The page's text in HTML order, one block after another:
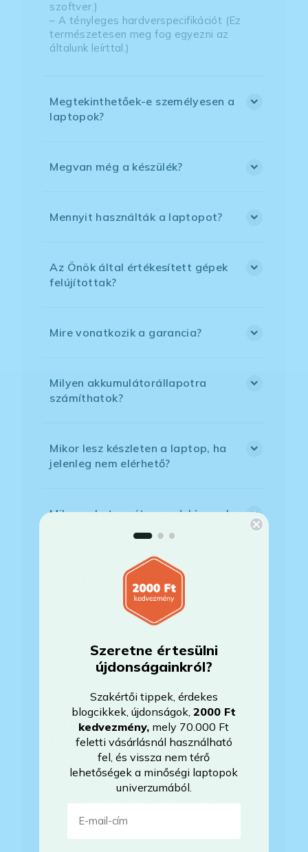
szoftver.)
– A tényleges hardverspecifikációt (Ez
természetesen meg fog egyezni az
általunk leírttal.)
Megtekinthetőek-e személyesen a
laptopok?
Megvan még a készülék?
Mennyit használták a laptopot?
Az Önök által értékesített gépek
felújítottak?
Mire vonatkozik a garancia?
Milyen akkumulátorállapotra
számíthatok?
Mikor lesz készleten a laptop, ha
jelenleg nem elérhető?
Mikor vehetem át a rendelésem, ha
Mikor kapom meg a házhoz
szállítással megrendelt
Milyen szoftverek vannak előre
telepítve a laptopra?
Mit jelent, hogy magyar/magyar
kiosztású európai/külföldi kiosztású
a billentyűzet?
Bankkártyával tudok Önöknél
fizetni?
Szeretne értesülni
újdonságainkról?
Szakértői tippek, érdekes
blogcikkek, újdonságok,2000 Ft
kedvezmény, mely 70.000 Ft
feletti vásárlásnál használható
fel, és vissza nem térő
lehetőségek a minőségi laptopok
univerzumából.